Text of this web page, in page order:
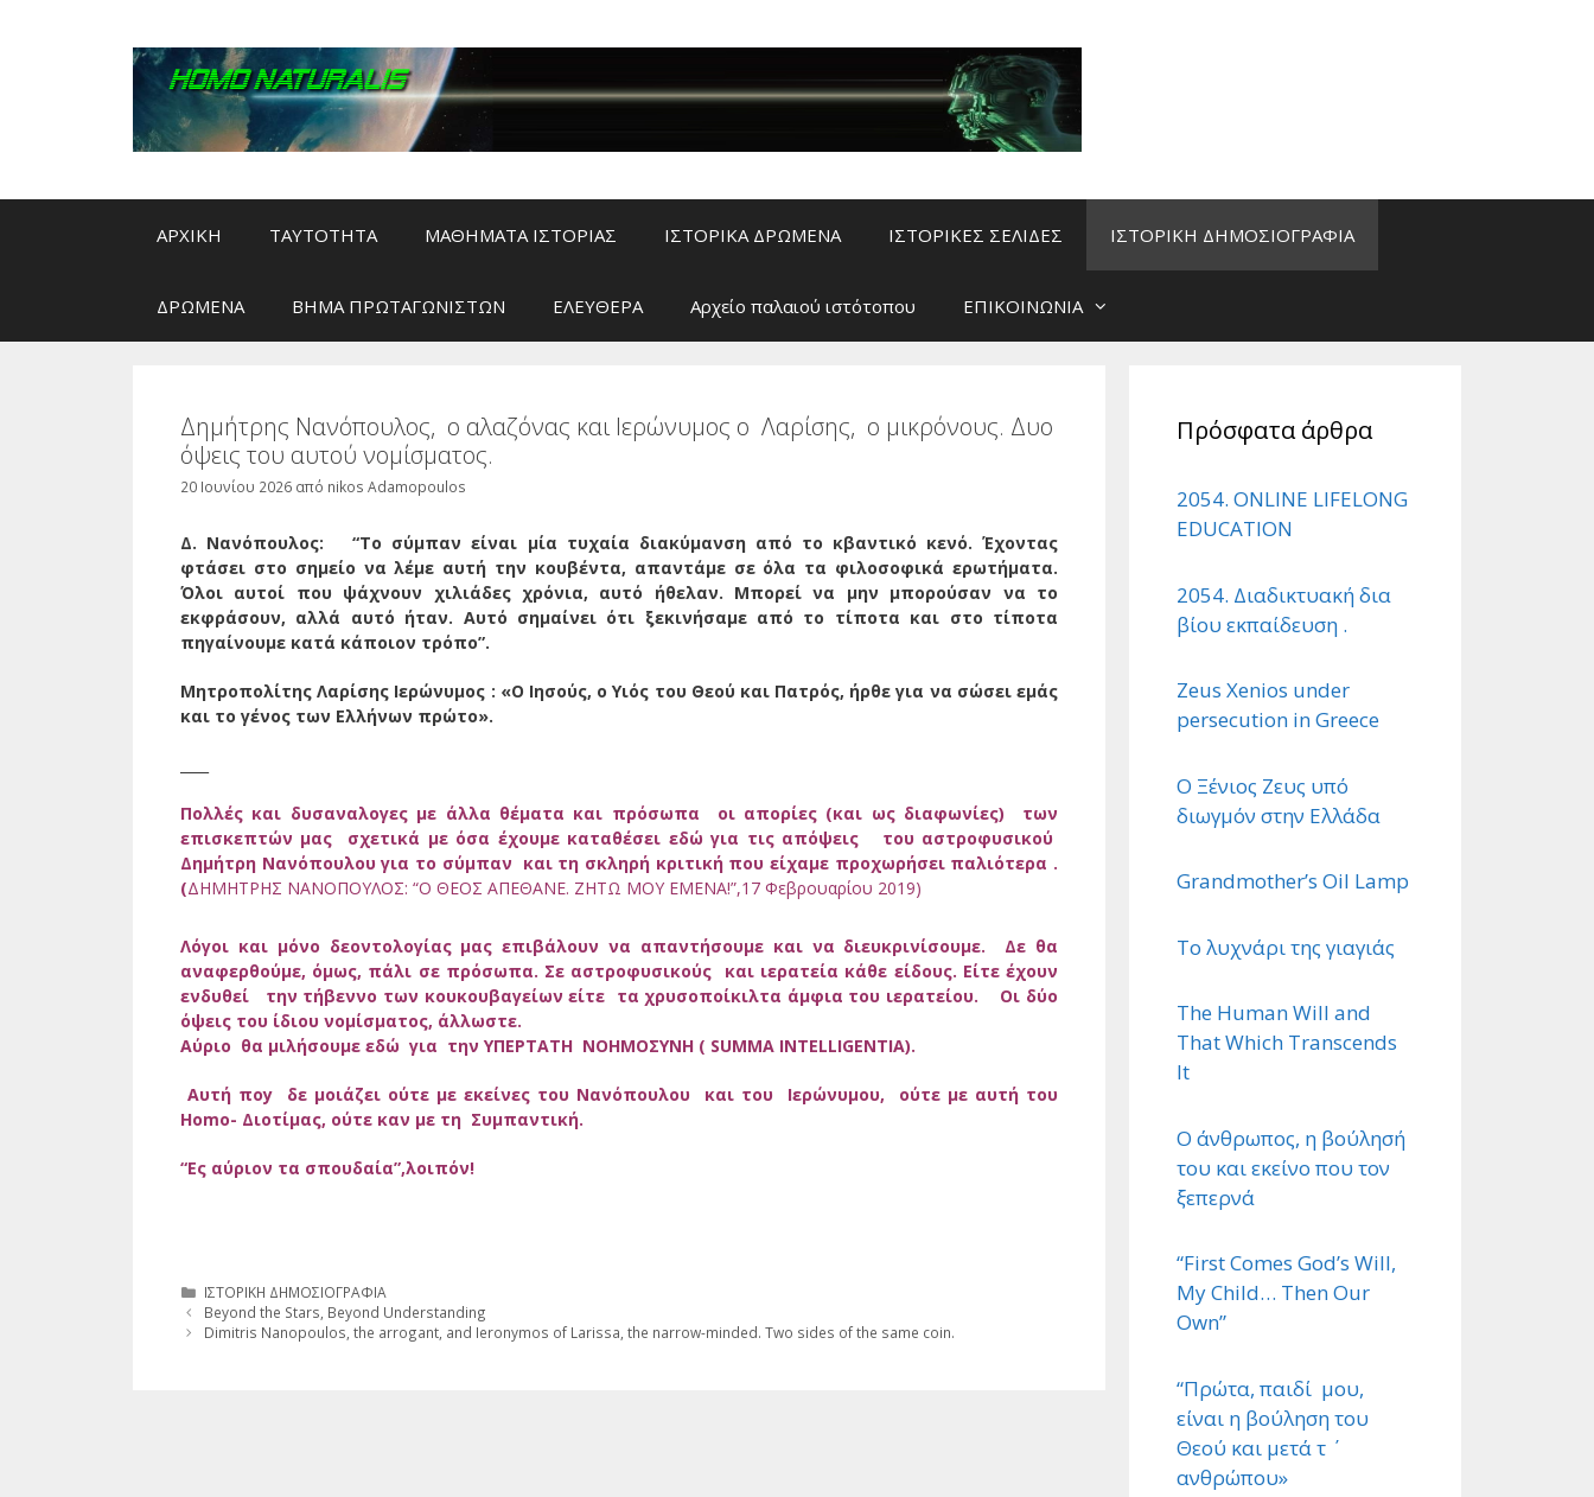
ΑΡΧΙΚΗ ΤΑΥΤΟΤΗΤΑ ΜΑΘΗΜΑΤΑ ΙΣΤΟΡΙΑΣ ΙΣΤΟΡΙΚΑ ΔΡΩΜΕΝΑ ΙΣΤΟΡΙΚΕΣ ΣΕΛΙΔΕΣ ΙΣΤΟΡΙΚΗ ΔΗΜΟΣΙΟΓΡΑΦΙΑ
ΔΡΩΜΕΝΑ ΒΗΜΑ ΠΡΩΤΑΓΩΝΙΣΤΩΝ ΕΛΕΥΘΕΡΑ Αρχείο παλαιού ιστότοπου ΕΠΙΚΟΙΝΩΝΙΑ
Δημήτρης Νανόπουλος, ο αλαζόνας και Ιερώνυμος o Λαρίσης, ο μικρόνους. Δυο
όψεις του αυτού νομίσματος.
20 Ιουνίου 2026 από nikos Adamopoulos
Δ. Νανόπουλος: “Το σύμπαν είναι μία τυχαία διακύμανση από το κβαντικό κενό. Έχοντας
φτάσει στο σημείο να λέμε αυτή την κουβέντα, απαντάμε σε όλα τα φιλοσοφικά ερωτήματα.
Όλοι αυτοί που ψάχνουν χιλιάδες χρόνια, αυτό ήθελαν. Μπορεί να μην μπορούσαν να το
εκφράσουν, αλλά αυτό ήταν. Αυτό σημαίνει ότι ξεκινήσαμε από το τίποτα και στο τίποτα
πηγαίνουμε κατά κάποιον τρόπο”.
Μητροπολίτης Λαρίσης Ιερώνυμος : «Ο Ιησούς, ο Υιός του Θεού και Πατρός, ήρθε για να σώσει εμάς
και το γένος των Ελλήνων πρώτο».
Πολλές και δυσαναλογες με άλλα θέματα και πρόσωπα οι απορίες (και ως διαφωνίες) των
επισκεπτών μας σχετικά με όσα έχουμε καταθέσει εδώ για τις απόψεις του αστροφυσικού
Δημήτρη Νανόπουλου για το σύμπαν και τη σκληρή κριτική που είχαμε προχωρήσει παλιότερα .
(ΔΗΜΗΤΡΗΣ ΝΑΝΟΠΟΥΛΟΣ: “Ο ΘΕΟΣ ΑΠΕΘΑΝΕ. ΖΗΤΩ ΜΟΥ ΕΜΕΝΑ!”,17 Φεβρουαρίου 2019)
Λόγοι και μόνο δεοντολογίας μας επιβάλουν να απαντήσουμε και να διευκρινίσουμε. Δε θα
αναφερθούμε, όμως, πάλι σε πρόσωπα. Σε αστροφυσικούς και ιερατεία κάθε είδους. Είτε έχουν
ενδυθεί την τήβεννο των κουκουβαγείων είτε τα χρυσοποίκιλτα άμφια του ιερατείου. Οι δύο
όψεις του ίδιου νομίσματος, άλλωστε.
Αύριο θα μιλήσουμε εδώ για την ΥΠΕΡΤΑΤΗ ΝΟΗΜΟΣΥΝΗ ( SUMMA INTELLIGENTIA).
Αυτή ποy δε μοιάζει ούτε με εκείνες του Νανόπουλου και του Ιερώνυμου, ούτε με αυτή του
Homo- Διοτίμας, ούτε καν με τη Συμπαντική.
“Ες αύριον τα σπουδαία”,λοιπόν!
Κατηγορίες
ΙΣΤΟΡΙΚΗ ΔΗΜΟΣΙΟΓΡΑΦΙΑ
Beyond the Stars, Beyond Understanding
Dimitris Nanopoulos, the arrogant, and Ieronymos of Larissa, the narrow-minded. Two sides of the same coin.
Πρόσφατα άρθρα
2054. ONLINE LIFELONG
EDUCATION
2054. Διαδικτυακή δια
βίου εκπαίδευση .
Zeus Xenios under
persecution in Greece
Ο Ξένιος Ζευς υπό
διωγμόν στην Ελλάδα
Grandmother’s Oil Lamp
Το λυχνάρι της γιαγιάς
The Human Will and
That Which Transcends
It
Ο άνθρωπος, η βούλησή
του και εκείνο που τον
ξεπερνά
“First Comes God’s Will,
My Child… Then Our
Own”
“Πρώτα, παιδί μου,
είναι η βούληση του
Θεού και μετά τ ΄
ανθρώπου»